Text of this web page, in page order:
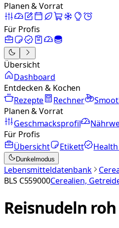
Planen & Vorrat
Für Profis
Übersicht
Dashboard
Entdecken & Kochen
Rezepte
Rechner
Planen & Vorrat
Geschmacksprofil
Für Profis
Übersicht
Etikett
Dunkelmodus
Lebensmitteldatenbank
BLS C559000Cerealien,
Reisnudeln roh